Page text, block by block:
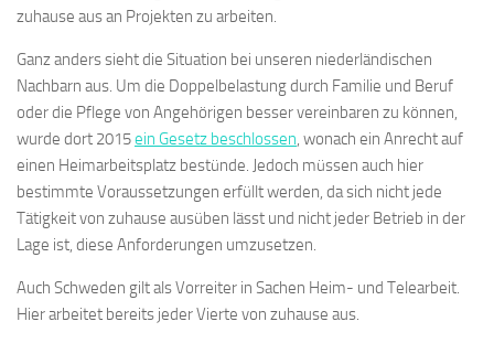
zuhause aus an Projekten zu arbeiten.
Ganz anders sieht die Situation bei unseren niederländischen
Nachbarn aus. Um die Doppelbelastung durch Familie und Beruf
oder die Pflege von Angehörigen besser vereinbaren zu können,
wurde dort 2015ein Gesetz beschlossen, wonach ein Anrecht auf
einen Heimarbeitsplatz bestünde. Jedoch müssen auch hier
bestimmte Voraussetzungen erfüllt werden, da sich nicht jede
Tätigkeit von zuhause ausüben lässt und nicht jeder Betrieb in der
Lage ist, diese Anforderungen umzusetzen.
Auch Schweden gilt als Vorreiter in Sachen Heim- und Telearbeit.
Hier arbeitet bereits jeder Vierte von zuhause aus.